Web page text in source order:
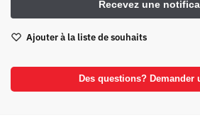
Ajouter à la liste de souhaits
Des questions? Demander